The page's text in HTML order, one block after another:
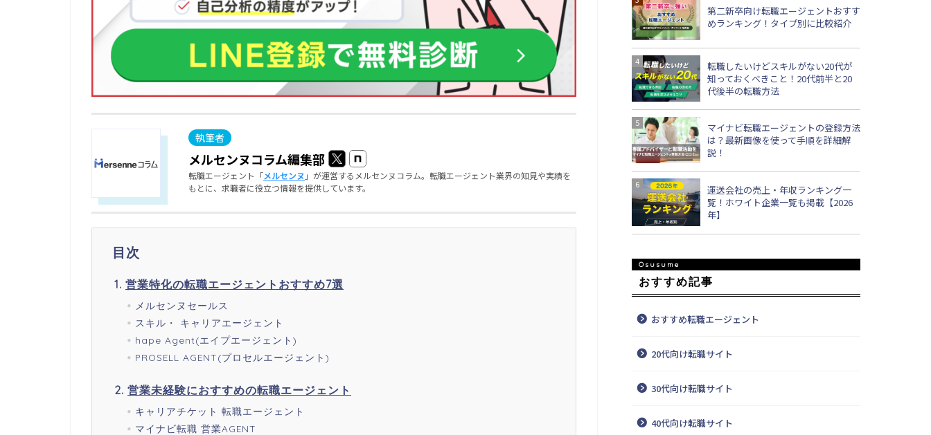
メルセンヌコラム編集部
転職エージェント「メルセンヌ 」が運営するメルセンヌコラム。転職エージェント業界の知見や実績を
もとに、求職者に役立つ情報を提供しています。
目次
営業特化の転職エージェントおすすめ7選
メルセンヌセールス
スキル・ キャリアエージェント
hape Agent(エイプエージェント)
PROSELL AGENT(プロセルエージェント)
営業未経験におすすめの転職エージェント
キャリアチケット 転職エージェント
マイナビ転職 営業AGENT
第二新卒向け転職エージェントおすす
めランキング！タイプ別に比較紹介
転職したいけどスキルがない20代が
知っておくべきこと！20代前半と20
代後半の転職方法
マイナビ転職エージェントの登録方法
は？最新画像を使って手順を詳細解
説！
運送会社の売上・年収ランキング一
覧！ホワイト企業一覧も掲載【2026
年】
おすすめ記事
おすすめ転職エージェント
20代向け転職サイト
30代向け転職サイト
40代向け転職サイト